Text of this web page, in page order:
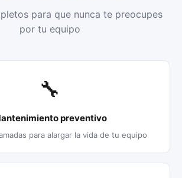
para que nunca te preocupes
por tu equipo
🔧
preventivo
para alargar la vida de tu equipo